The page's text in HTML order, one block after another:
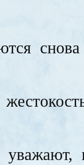
снова
уважают,